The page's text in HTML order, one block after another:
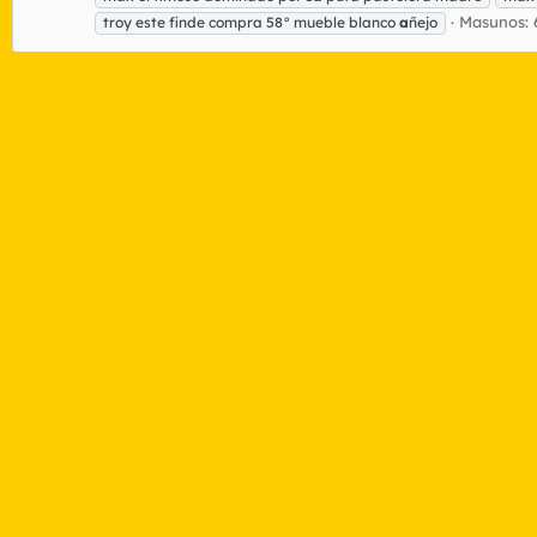
troy este finde compra 58° mueble blanco añejo Masunos: